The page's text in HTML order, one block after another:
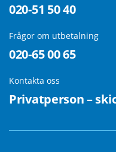
020-51 50 40
Frågor om utbetalning
020-65 00 65
Kontakta oss
Privatperson –